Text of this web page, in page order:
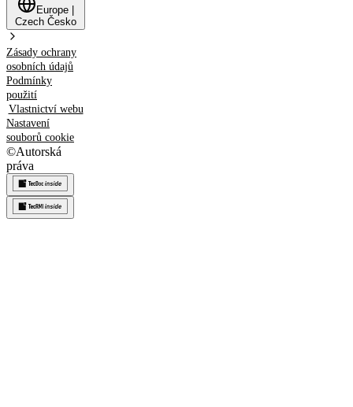
Europe
Czech Česko
Zásady ochrany
osobních údajů
Podmínky
použití
Vlastnictví webu
Nastavení
souborů cookie
©Autorská
práva